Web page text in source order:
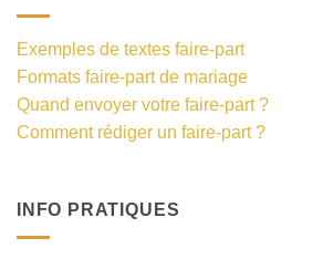
Exemples de textes faire-part
Formats faire-part de mariage
Quand envoyer votre faire-part ?
Comment rédiger un faire-part ?
INFO PRATIQUES